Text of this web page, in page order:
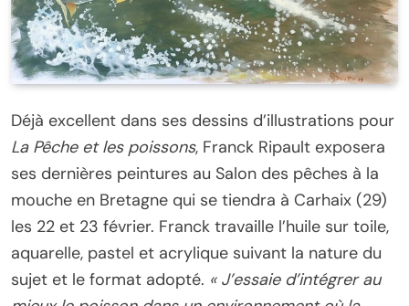
Déjà excellent dans ses dessins d’illustrations pour
La Pêche et les poissons, Franck Ripault exposera
ses dernières peintures au Salon des pêches à la
mouche en Bretagne qui se tiendra à Carhaix (29)
les 22 et 23 février. Franck travaille l’huile sur toile,
aquarelle, pastel et acrylique suivant la nature du
sujet et le format adopté. « J’essaie d’intégrer au